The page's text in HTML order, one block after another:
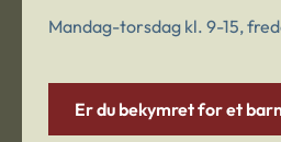
Mandag-torsdag kl. 9-15,
Er du bekymret for et